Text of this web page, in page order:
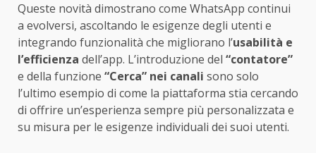
Queste novità dimostrano come WhatsApp continui
a evolversi, ascoltando le esigenze degli utenti e
integrando funzionalità che migliorano l’usabilità e
l’efficienza dell’app. L’introduzione del “contatore”
e della funzione “Cerca” nei canali sono solo
l’ultimo esempio di come la piattaforma stia cercando
di offrire un’esperienza sempre più personalizzata e
su misura per le esigenze individuali dei suoi utenti.